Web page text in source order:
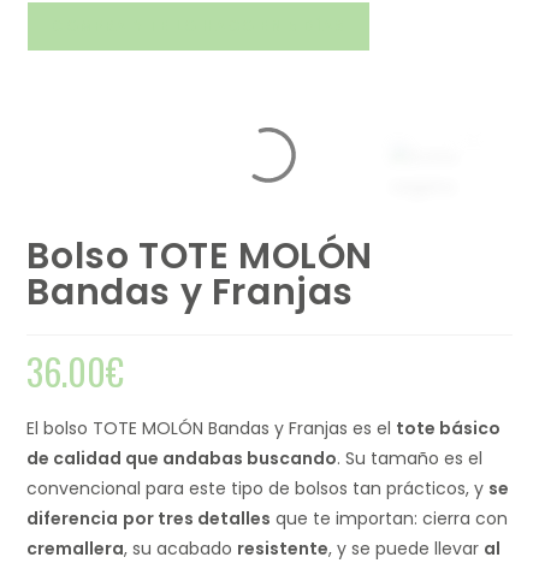
Bolso TOTE MOLÓN
Bandas y Franjas
36.00€
El bolso TOTE MOLÓN Bandas y Franjas es el tote básico
de calidad que andabas buscando. Su tamaño es el
convencional para este tipo de bolsos tan prácticos, y se
diferencia por tres detalles que te importan: cierra con
cremallera, su acabado resistente, y se puede llevar al